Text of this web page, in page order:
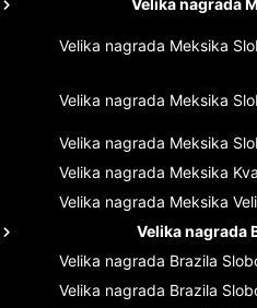
Velika nagrada Meksika
Velika nagrada Meksika
Velika nagrada Meksika
Velika nagrada Meksika
Velika nagrada Meksika
Velika nagrada
Velika nagrada Brazila
Velika nagrada Brazila